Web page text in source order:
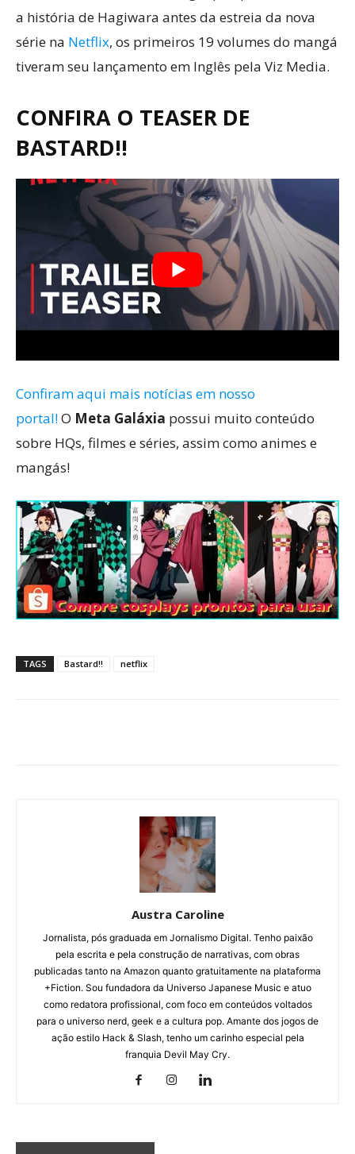
a história de Hagiwara antes da estreia da nova
série na Netflix, os primeiros 19 volumes do mangá
tiveram seu lançamento em Inglês pela Viz Media.
CONFIRA O TEASER DE
BASTARD!!
Confiram aqui mais notícias em nosso
portal!O Meta Galáxia possui muito conteúdo
sobre HQs, filmes e séries, assim como animes e
mangás!
TAGS Bastard!! netflix
Austra Caroline
Jornalista, pós graduada em Jornalismo Digital. Tenho paixão
pela escrita e pela construção de narrativas, com obras
publicadas tanto na Amazon quanto gratuitamente na plataforma
+Fiction. Sou fundadora da Universo Japanese Music e atuo
como redatora profissional, com foco em conteúdos voltados
para o universo nerd, geek e a cultura pop. Amante dos jogos de
ação estilo Hack & Slash, tenho um carinho especial pela
franquia Devil May Cry.